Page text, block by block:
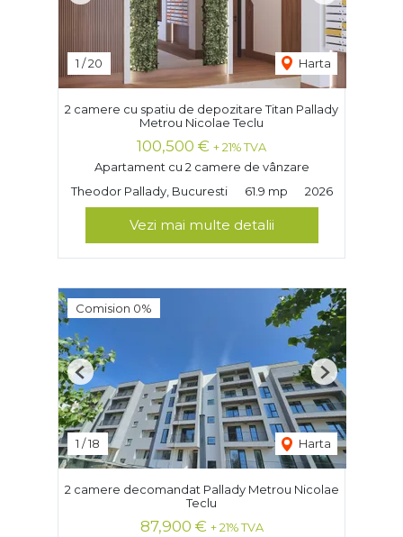
1 /20 Harta
2 camere cu spatiu de depozitare Titan Pallady
Metrou Nicolae Teclu
100,500 € + 21% TVA
Apartament cu 2 camere de vânzare
Theodor Pallady, Bucuresti
61.9 mp 2026
Vezi mai multe detalii
Comision 0%
1 /18 Harta
Previous Next
2 camere decomandat Pallady Metrou Nicolae
Teclu
87,900 € + 21% TVA